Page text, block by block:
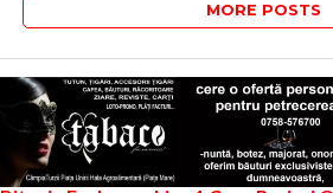
MORE POSTS